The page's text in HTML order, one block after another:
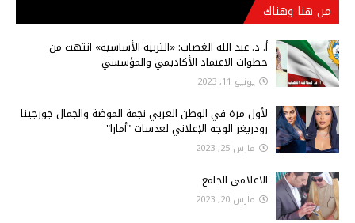
من هنا وهناك
أ‌. د. عبد الله الغصاب: «التربية الأساسية» انتهت من
خطوات الاعتماد الأكاديمي والمؤسسي
يونيو 11, 2023
لأول مرة في الوطن العربي نجمة الموضة والجمال جورجينا
رودريغز الوجه الإعلاني لعدسات "أمارا"
مارس 25, 2023
الاعلامي الجامع
مارس 20, 2023